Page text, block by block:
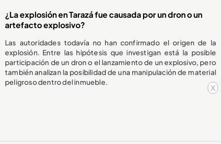
x
¿La explosión en Tarazá fue causada por un dron o un
artefacto explosivo?
Las autoridades todavía no han confirmado el origen de la
explosión. Entre las hipótesis que investigan está la posible
participación de un dron o el lanzamiento de un explosivo, pero
también analizan la posibilidad de una manipulación de material
peligroso dentro del inmueble.